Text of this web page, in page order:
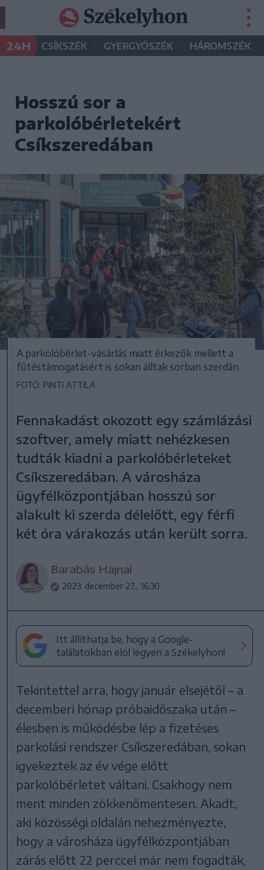
24H CSÍKSZÉK • GYERGYÓSZÉK • HÁROMSZÉK •
Hosszú sor a
parkolóbérletekért
Csíkszeredában
A parkolóbérlet-vásárlás miatt érkezők mellett a
fűtéstámogatásért is sokan álltak sorban szerdán
FOTÓ: PINTI ATTILA
Fennakadást okozott egy számlázási
szoftver, amely miatt nehézkesen
tudták kiadni a parkolóbérleteket
Csíkszeredában. A városháza
ügyfélközpontjában hosszú sor
alakult ki szerda délelőtt, egy férfi
két óra várakozás után került sorra.
Barabás Hajnal
2023. december 27., 16:30
Itt állíthatja be, hogy a Google-
találatokban elöl legyen a Székelyhon!
Tekintettel arra, hogy január elsejétől – a
decemberi hónap próbaidőszaka után –
élesben is működésbe lép a fizetéses
parkolási rendszer Csíkszeredában, sokan
igyekeztek az év vége előtt
parkolóbérletet váltani. Csakhogy nem
ment minden zökkenőmentesen. Akadt,
aki közösségi oldalán nehezményezte,
hogy a városháza ügyfélközpontjában
zárás előtt 22 perccel már nem fogadták,